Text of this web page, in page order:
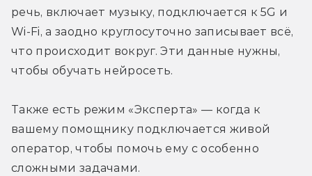
речь, включает музыку, подключается к 5G и
Wi-Fi, а заодно круглосуточно записывает всё,
что происходит вокруг. Эти данные нужны,
чтобы обучать нейросеть.
Также есть режим «Эксперта» — когда к
вашему помощнику подключается живой
оператор, чтобы помочь ему с особенно
сложными задачами.